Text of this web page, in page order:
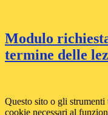
Modulo
termine delle
Questo sito o gli
cookie necessari al